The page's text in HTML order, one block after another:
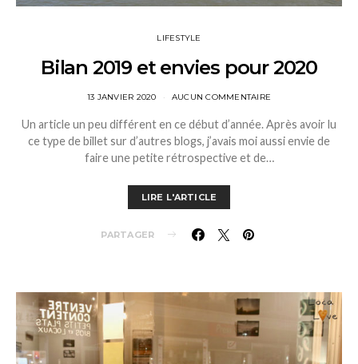
LIFESTYLE
Bilan 2019 et envies pour 2020
13 JANVIER 2020 AUCUN COMMENTAIRE
Un article un peu différent en ce début d’année. Après avoir lu
ce type de billet sur d’autres blogs, j’avais moi aussi envie de
faire une petite rétrospective et de…
LIRE L'ARTICLE
PARTAGER